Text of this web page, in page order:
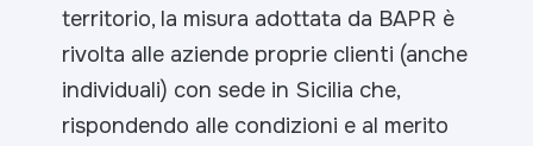
territorio, la misura adottata da BAPR è
rivolta alle aziende proprie clienti (anche
individuali) con sede in Sicilia che,
rispondendo alle condizioni e al merito